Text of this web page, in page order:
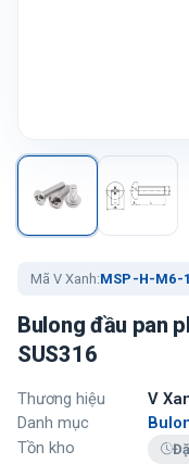
Mã V Xanh:MSP-H-M6-
Bulong đầu pan
SUS316
Thương hiệu
V
Danh mục
Tồn kho